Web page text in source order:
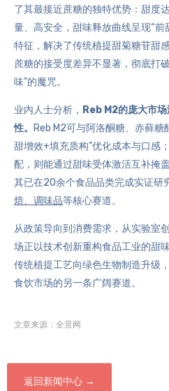
了其最接近蔗糖的独特优势：甜度
量、高安全，甜味释放曲线呈现“前
特征，解决了传统植提甜菊糖苷甜
蔗糖的接受度差异不显著，彻底打
味”的魔咒。
业内人士分析， Reb M2的庞大市
性。
Reb M2可与阿洛酮糖、 赤藓糖
甜增效+填充质构”优化成本与口感
配，则能通过甜味受体激活互补掩
其已在20余个食品品类完成实证研
焙、调味品等核心赛道。
从政策导向到消费需求，从实验室
场正以技术创新重构食品工业的甜
传统植提工艺向绿色生物制造升级
食饮市场的另一条广阔赛道。
文章来源：全景网
返回新闻中心 →